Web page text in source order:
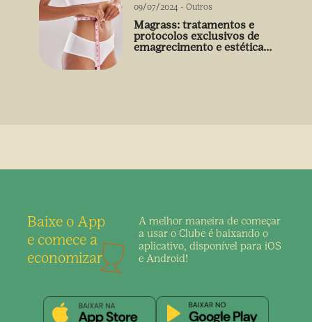
09/07/2024 - Outros
Magrass: tratamentos e
protocolos exclusivos de
emagrecimento e estética
Baixe o App
e comece a
economizar
A melhor maneira de começar
a usar o Clube é baixando o
aplicativo, disponível para iOS
e Android!